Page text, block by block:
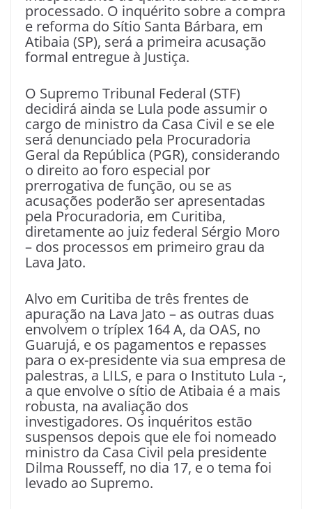
processado. O inquérito sobre a compra
e reforma do Sítio Santa Bárbara, em
Atibaia (SP), será a primeira acusação
formal entregue à Justiça.
O Supremo Tribunal Federal (STF)
decidirá ainda se Lula pode assumir o
cargo de ministro da Casa Civil e se ele
será denunciado pela Procuradoria
Geral da República (PGR), considerando
o direito ao foro especial por
prerrogativa de função, ou se as
acusações poderão ser apresentadas
pela Procuradoria, em Curitiba,
diretamente ao juiz federal Sérgio Moro
– dos processos em primeiro grau da
Lava Jato.
Alvo em Curitiba de três frentes de
apuração na Lava Jato – as outras duas
envolvem o tríplex 164 A, da OAS, no
Guarujá, e os pagamentos e repasses
para o ex-presidente via sua empresa de
palestras, a LILS, e para o Instituto Lula -,
a que envolve o sítio de Atibaia é a mais
robusta, na avaliação dos
investigadores. Os inquéritos estão
suspensos depois que ele foi nomeado
ministro da Casa Civil pela presidente
Dilma Rousseff, no dia 17, e o tema foi
levado ao Supremo.